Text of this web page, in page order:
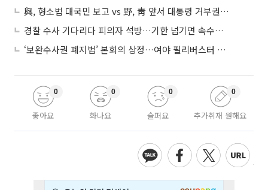
與, 형소법 대국민 보고 vs 野, 靑 앞서 대통령 거부권 촉구
경찰 수사 기다리다 피의자 석방…기한 넘기면 속수무책
‘보완수사권 폐지법’ 본회의 상정…여야 필리버스터 대치
좋아요
0
화나요
0
슬퍼요
0
추가취재 원해요
0